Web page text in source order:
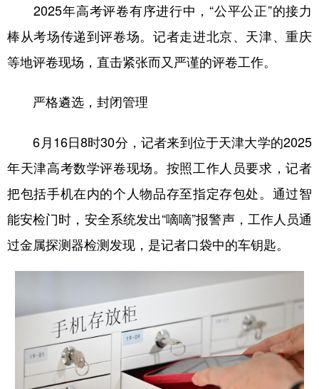
房产 体育 健康 图片
信息 廉政 原创 长三角频道
2025年高考评卷有序进行中，“公平公正”的接力
棒从考场传递到评卷场。记者走进北京、天津、重庆
等地评卷现场，直击紧张而又严谨的评卷工作。
严格遴选，封闭管理
6月16日8时30分，记者来到位于天津大学的2025
年天津高考数学评卷现场。按照工作人员要求，记者
把包括手机在内的个人物品存至指定存包处。通过智
能安检门时，安全系统发出“嘀嘀”报警声，工作人员通
过金属探测器检测发现，是记者口袋中的车钥匙。